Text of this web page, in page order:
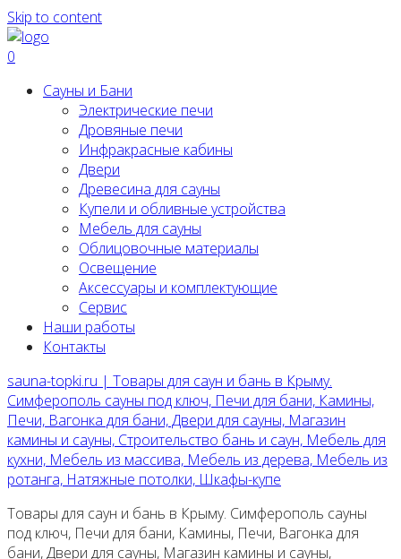
Skip to content
0
Сауны и Бани
Электрические печи
Дровяные печи
Инфракрасные кабины
Двери
Древесина для сауны
Купели и обливные устройства
Мебель для сауны
Облицовочные материалы
Освещение
Аксессуары и комплектующие
Сервис
Наши работы
Контакты
sauna-topki.ru | Товары для саун и бань в Крыму.
Симферополь сауны под ключ, Печи для бани, Камины,
Печи, Вагонка для бани, Двери для сауны, Магазин
камины и сауны, Строительство бань и саун, Мебель для
кухни, Мебель из массива, Мебель из дерева, Мебель из
ротанга, Натяжные потолки, Шкафы-купе
Товары для саун и бань в Крыму. Симферополь сауны
под ключ, Печи для бани, Камины, Печи, Вагонка для
бани, Двери для сауны, Магазин камины и сауны,